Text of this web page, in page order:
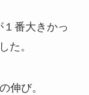
番大きかっ
た。
の伸び。